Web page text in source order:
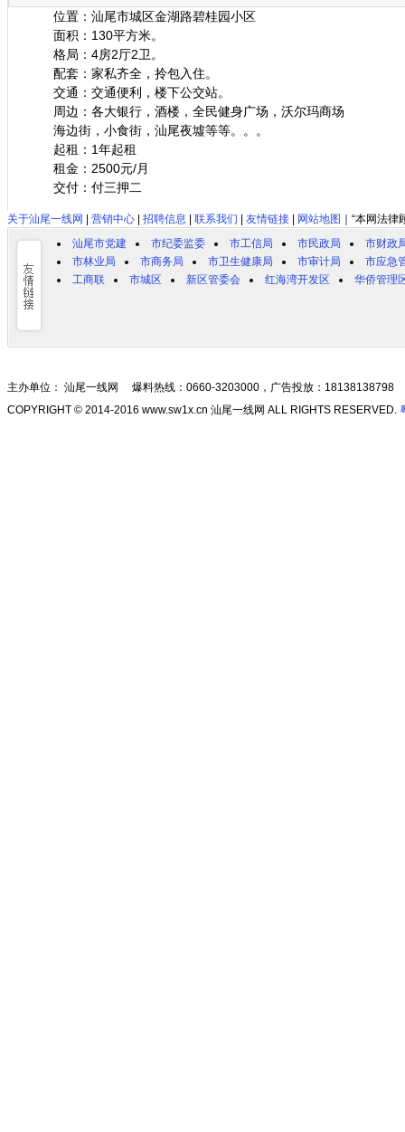
位置：汕尾市城区金湖路碧桂园小区
面积：130平方米。
格局：4房2厅2卫。
配套：家私齐全，拎包入住。
交通：交通便利，楼下公交站。
周边：各大银行，酒楼，全民健身广场，沃尔玛商场
海边街，小食街，汕尾夜墟等等。。。
起租：1年起租
租金：2500元/月
交付：付三押二
关于汕尾一线网 营销中心 招聘信息 联系我们 友情链接 网站地图
｜“本网法
汕尾市党建
市纪委监委 市工信局 市民政局
市财政
市林业局
市商务局 市卫生健康局 市审计局
市应急
工商联
市城区 新区管委会 红海湾开发区 华侨管理
主办单位： 汕尾一线网 爆料热线：0660-3203000，广告投放：18138138798
COPYRIGHT © 2014-2016 www.sw1x.cn 汕尾一线网 ALL RIGHTS RESERVED.